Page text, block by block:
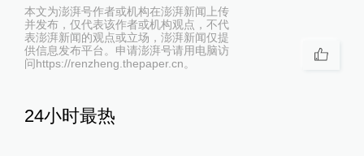
本文为澎湃号作者或机构在澎湃新闻上传
并发布，仅代表该作者或机构观点，不代
表澎湃新闻的观点或立场，澎湃新闻仅提
供信息发布平台。申请澎湃号请用电脑访
问https://renzheng.thepaper.cn。
24小时最热